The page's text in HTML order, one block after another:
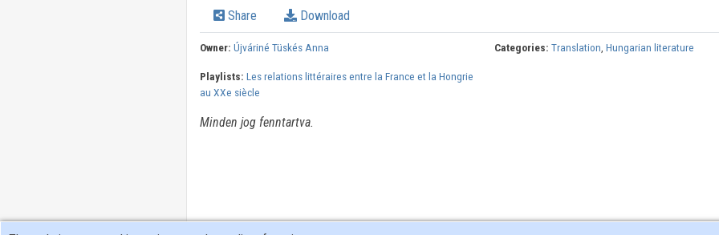
Share Download
Owner: Újváriné Tüskés Anna Categories: Translation,Hungarian literature
Playlists: Les relations littéraires entre la France et la Hongrie
au XXe siècle
Minden jog fenntartva.